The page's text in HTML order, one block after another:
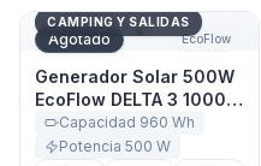
Generador Solar 500W
Agotado EcoFlow
CAMPING Y SALIDAS
Generador Solar 500W
EcoFlow DELTA 3 1000
AirCapacidad 960 Wh
Potencia 500 W